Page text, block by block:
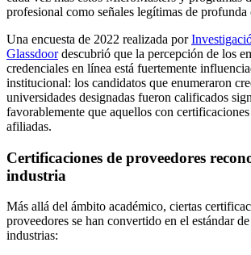
profesional como señales legítimas de profunda
Una encuesta de 2022 realizada por
Glassdoordescubrió que la percepción de los
credenciales en línea está fuertemente
institucional: los candidatos que enumeraron
universidades designadas fueron calificados
favorablemente que aquellos con
afiliadas.
Certificaciones de proveedores
industria
Más allá del ámbito académico, ciertas
proveedores se han convertido en el estándar
industrias: